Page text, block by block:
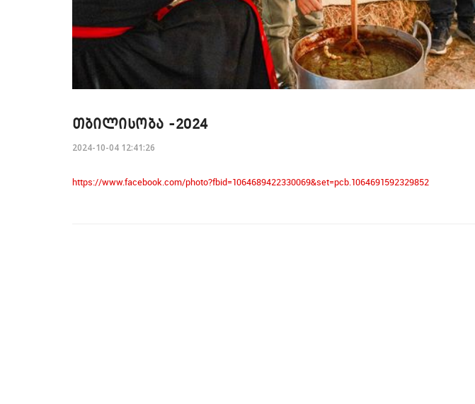
ᲗᲑᲘᲚᲘᲡᲝᲑᲐ -2024
2024-10-04 12:41:26
https://www.facebook.com/photo?fbid=1064689422330069&set=pcb.1064691592329852